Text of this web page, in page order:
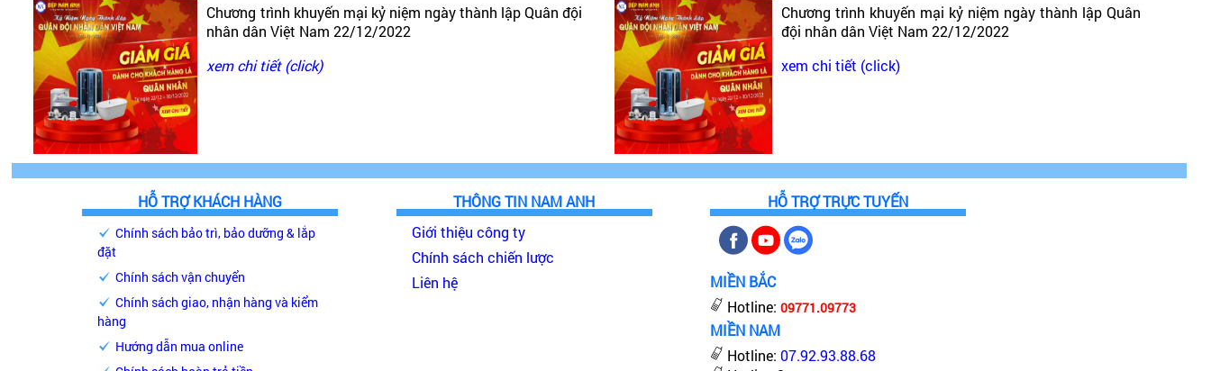
Chương trình khuyến mại kỷ niệm ngày thành lập Quân đội
nhân dân Việt Nam 22/12/2022
xem chi tiết (click)
Chương trình khuyến mại kỷ niệm ngày thành lập Quân
đội nhân dân Việt Nam 22/12/2022
xem chi tiết (click)
HỖ TRỢ KHÁCH HÀNG
Chính sách bảo trì, bảo dưỡng & lắp
đặt
Chính sách vận chuyển
Chính sách giao, nhận hàng và kiểm
hàng
Hướng dẫn mua online
THÔNG TIN NAM ANH
Giới thiệu công ty
Chính sách chiến lược
Liên hệ
HỖ TRỢ TRỰC TUYẾN
MIỀN BẮC
Hotline:09771.09773
MIỀN NAM
Hotline:07.92.93.88.68